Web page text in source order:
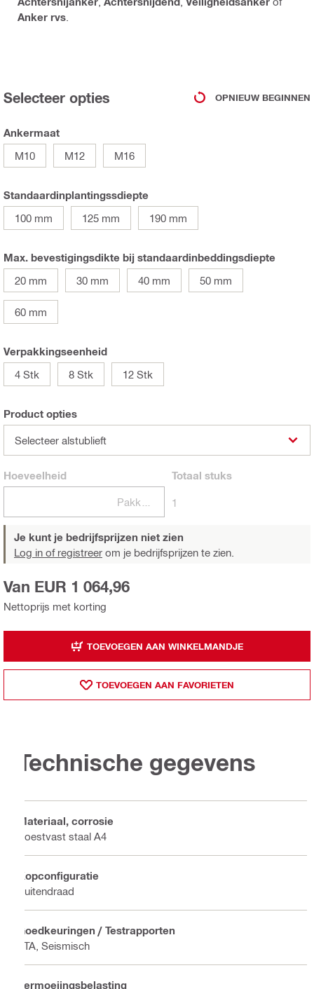
Anker rvs
Selecteer opties OPNIEUW BEGINNEN
Ankermaat
M10
M12 M16
Standaardinplantingssdiepte
100 mm
125 mm 190 mm
Max. bevestigingsdikte bij standaardinbeddingsdiepte
20 mm
30 mm 40 mm 50 mm
60 mm
Verpakkingseenheid
4 Stk
8 Stk 12 Stk
Product opties
Selecteer alstublieft
Hoeveelheid Totaal stuks
1
Je kunt je bedrijfsprijzen niet zien
Log in of registreer om je bedrijfsprijzen te zien.
Nettoprijs met korting
Van EUR 1 064,96
TOEVOEGEN AAN WINKELMANDJE
TOEVOEGEN AAN FAVORIETEN
Technische gegevens
Materiaal, corrosie
Roestvast staal A4
Kopconfiguratie
Buitendraad
Goedkeuringen / Testrapporten
ETA, Seismisch
Vermoeiingsbelasting